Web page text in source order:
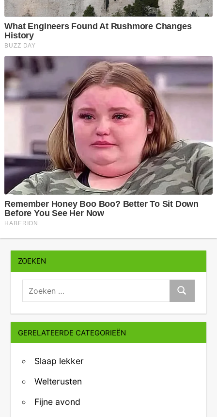
ZOEKEN
zoeken:
Zoeken
GERELATEERDE CATEGORIEËN
Slaap lekker
Welterusten
Fijne avond